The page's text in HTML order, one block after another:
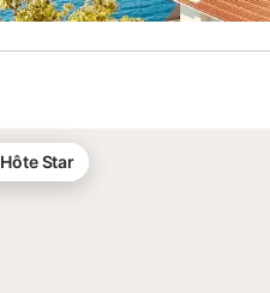
Hôte Star